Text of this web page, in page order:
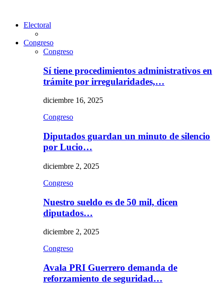
Electoral
Congreso
Congreso
Sí tiene procedimientos administrativos en
trámite por irregularidades,…
diciembre 16, 2025
Congreso
Diputados guardan un minuto de silencio
por Lucio…
diciembre 2, 2025
Congreso
Nuestro sueldo es de 50 mil, dicen
diputados…
diciembre 2, 2025
Congreso
Avala PRI Guerrero demanda de
reforzamiento de seguridad…